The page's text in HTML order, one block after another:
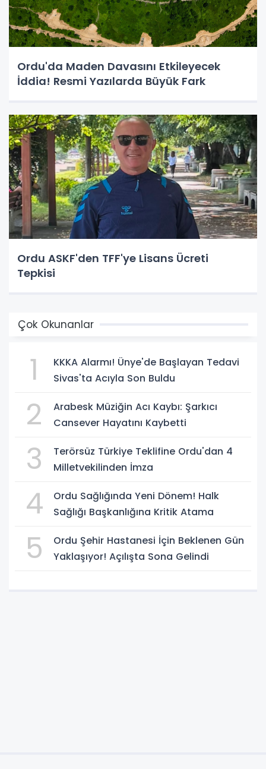
Ordu'da Maden Davasını Etkileyecek
İddia! Resmi Yazılarda Büyük Fark
Ordu ASKF'den TFF'ye Lisans Ücreti
Tepkisi
Çok Okunanlar
1
KKKA Alarmı! Ünye'de Başlayan Tedavi
Sivas'ta Acıyla Son Buldu
2
Arabesk Müziğin Acı Kaybı: Şarkıcı
Cansever Hayatını Kaybetti
3
Terörsüz Türkiye Teklifine Ordu'dan 4
Milletvekilinden İmza
4
Ordu Sağlığında Yeni Dönem! Halk
Sağlığı Başkanlığına Kritik Atama
5
Ordu Şehir Hastanesi İçin Beklenen Gün
Yaklaşıyor! Açılışta Sona Gelindi